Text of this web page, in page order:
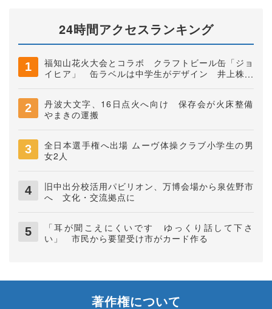
24時間アクセスランキング
福知山花火大会とコラボ クラフトビール缶「ジョ
イヒア」 缶ラベルは中学生がデザイン 井上株式
丹波大文字、16日点火へ向け 保存会が火床整備
やまきの運搬
全日本選手権へ出場 ムーヴ体操クラブ小学生の男
女2人
旧中出分校活用パビリオン、万博会場から泉佐野市
へ 文化・交流拠点に
「耳が聞こえにくいです ゆっくり話して下さ
い」 市民から要望受け市がカード作る
著作権について